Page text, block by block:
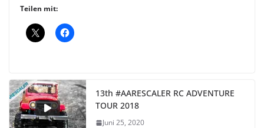
Teilen mit:
13th #AARESCALER RC ADVENTURE
TOUR 2018
Juni 25, 2020